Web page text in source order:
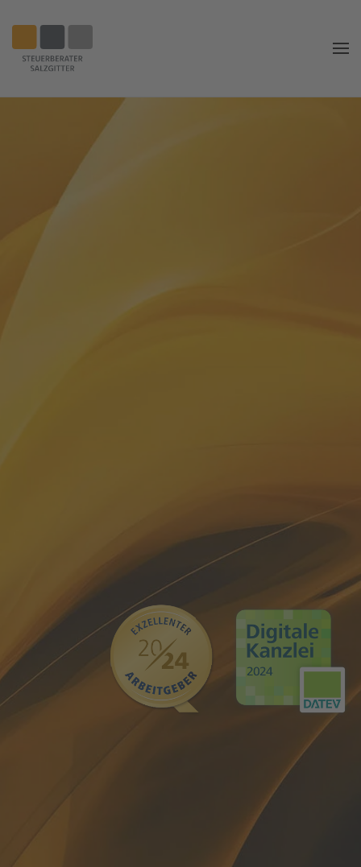
Zum
Hauptinhalt